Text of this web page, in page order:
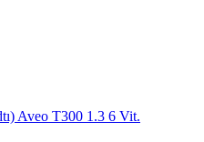
Aveo T300 1.3 6 Vit.